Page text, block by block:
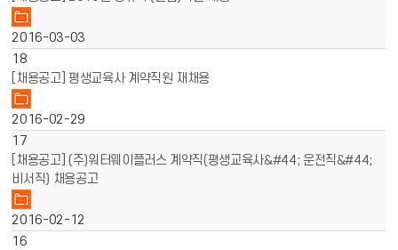
2016-03-03
18
[채용공고] 평생교육사 계약직원 재채용
2016-02-29
17
[채용공고] (주)워터웨이플러스 계약직(평생교육사&#44; 운전직&#44;
비서직) 채용공고
2016-02-12
16